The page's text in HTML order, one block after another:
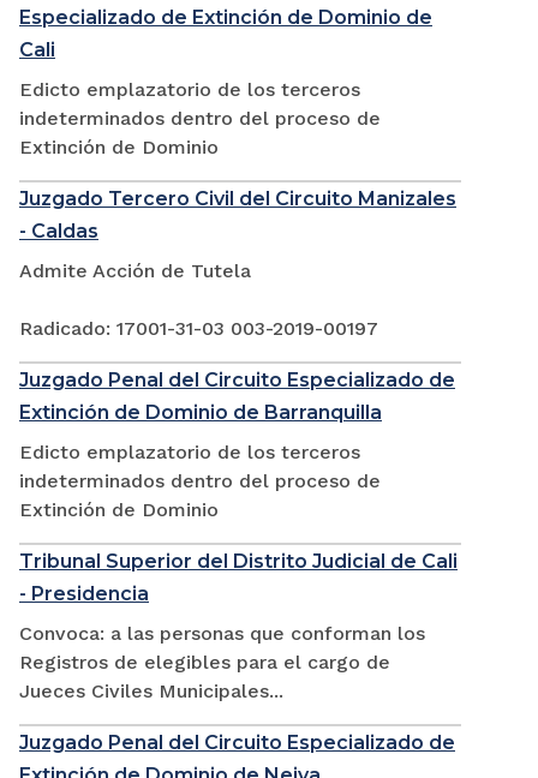
Especializado de Extinción de Dominio de
Cali
Edicto emplazatorio de los terceros
indeterminados dentro del proceso de
Extinción de Dominio
Juzgado Tercero Civil del Circuito Manizales
- Caldas
Admite Acción de Tutela
Radicado: 17001-31-03 003-2019-00197
Juzgado Penal del Circuito Especializado de
Extinción de Dominio de Barranquilla
Edicto emplazatorio de los terceros
indeterminados dentro del proceso de
Extinción de Dominio
Tribunal Superior del Distrito Judicial de Cali
- Presidencia
Convoca: a las personas que conforman los
Registros de elegibles para el cargo de
Jueces Civiles Municipales...
Juzgado Penal del Circuito Especializado de